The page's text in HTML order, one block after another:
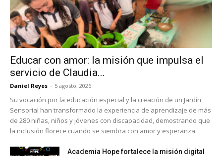
Educar con amor: la misión que impulsa el
servicio de Claudia...
Daniel Reyes - 5 agosto, 2026
Su vocación por la educación especial y la creación de un Jardín
Sensorial han transformado la experiencia de aprendizaje de más
de 280 niñas, niños y jóvenes con discapacidad, demostrando que
la inclusión florece cuando se siembra con amor y esperanza.
Academia Hope fortalece la misión digital